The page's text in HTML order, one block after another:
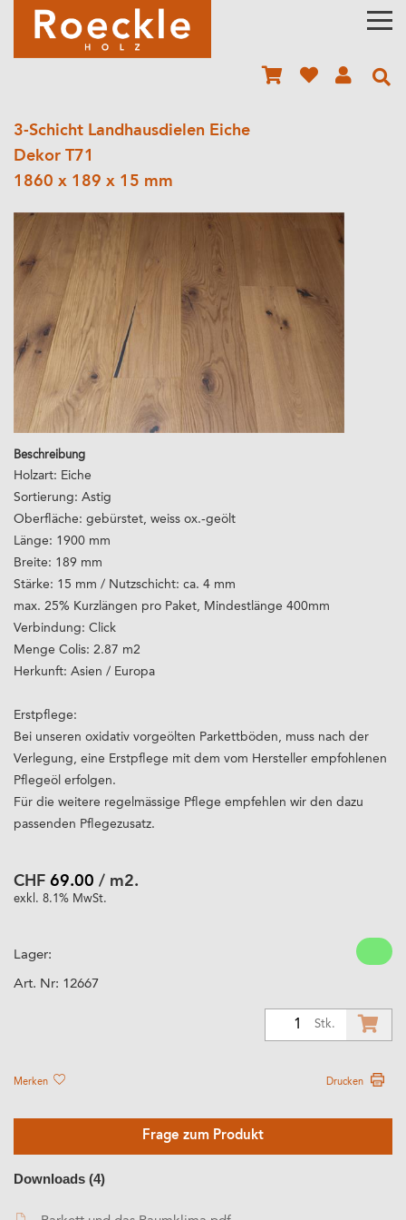
3-Schicht Landhausdielen Eiche
Dekor T71
1860 x 189 x 15 mm
Beschreibung
Holzart: Eiche
Sortierung: Astig
Oberfläche: gebürstet, weiss ox.-geölt
Länge: 1900 mm
Breite: 189 mm
Stärke: 15 mm / Nutzschicht: ca. 4 mm
max. 25% Kurzlängen pro Paket, Mindestlänge 400mm
Verbindung: Click
Menge Colis: 2.87 m2
Herkunft: Asien / Europa
Erstpflege:
Bei unseren oxidativ vorgeölten Parkettböden, muss nach der
Verlegung, eine Erstpflege mit dem vom Hersteller empfohlenen
Pflegeöl erfolgen.
Für die weitere regelmässige Pflege empfehlen wir den dazu
passenden Pflegezusatz.
CHF 69.00 / m2.
exkl. 8.1% MwSt.
Lager:
Art. Nr: 12667
Stk.
Merken Drucken
Frage zum Produkt
Downloads (4)